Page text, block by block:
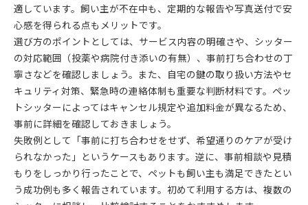
適しています。飼い主が不在中も、定期的な報告や写真送付で安
心感を得られる点もメリットです。
選び方のポイントとしては、サービス内容の明確さや、シッター
の対応範囲（投薬や病院付き添いの有無）、事前打ち合わせの丁
寧さなどを確認しましょう。また、自宅の鍵の取り扱い方法やセ
キュリティ対策、緊急時の連絡体制も重要な判断材料です。ペッ
トシッターによってはキャンセル規定や追加料金が異なるため、
事前に詳細を確認しておきましょう。
失敗例として「事前に打ち合わせをせず、希望通りのケアが受け
られなかった」というケースもあります。逆に、事前相談や見積
もりをしっかり行ったことで、ペットも飼い主も満足できたとい
う成功例も多く報告されています。初めて利用する方は、複数の